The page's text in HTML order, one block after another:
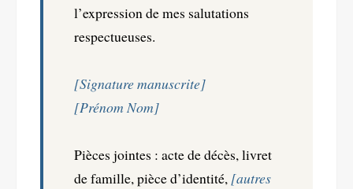
l’expression de mes salutations
respectueuses.
[Signature manuscrite]
[Prénom Nom]
Pièces jointes : acte de décès, livret
de famille, pièce d’identité, [autres